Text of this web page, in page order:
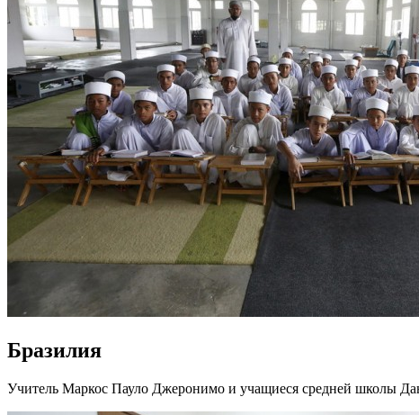
Бразилия
Учитель Маркос Пауло Джеронимо и учащиеся средней школы